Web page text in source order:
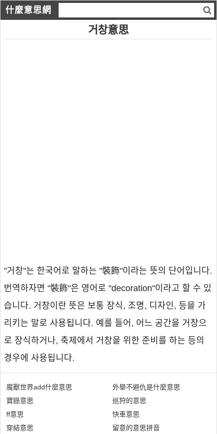
什麼意思網
거창意思
"거창"는 한국어로 말하는 "裝飾"이라는 뜻의 단어입니다.
번역하자면 "裝飾"은 영어로 "decoration"이라고 할 수 있
습니다. 거창이란 뜻은 보통 장식, 조명, 디자인, 등을 가
리키는 말로 사용됩니다. 예를 들어, 어느 공간을 거창으
로 장식하거나, 축제에서 거창을 위한 준비를 하는 등의
경우에 사용됩니다.
魔獸世界add什麼意思
寶錄意思
ff意思
穿結意思
外舉不避仇是什麼意思
巡狩的意思
快車意思
留意的意思拼音